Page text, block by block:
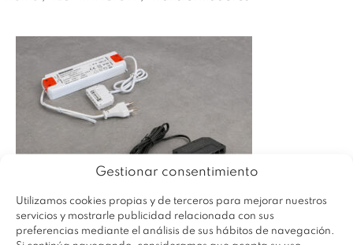
Gestionar consentimiento
Utilizamos cookies propias y de terceros para mejorar nuestros
servicios y mostrarle publicidad relacionada con sus
preferencias mediante el análisis de sus hábitos de navegación.